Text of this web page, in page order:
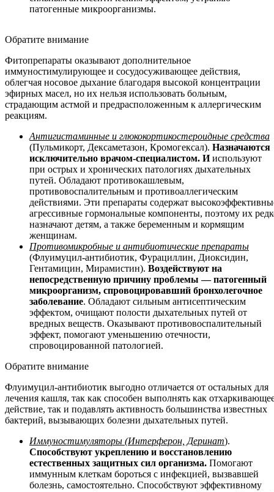
патогенные микроорганизмы.
Обратите внимание
Фитопрепараты оказывают дополнительное
иммуностимулирующее и сосудосуживающее действия,
облегчая носовое дыхание благодаря высокой концентрации
эфирных масел, но их нельзя использовать больным,
страдающим астмой и предрасположенным к аллергическим
реакциям.
Антигистаминные и глюкокортикостероидные средства
(Пульмикорт, Дексаметазон, Кромогексал). Назначаются
исключительно врачом-специалистом. Ииспользуют
при острых и хронических патологиях дыхательных
путей. Обладают противокашлевым,
противовоспалительным и противоаллегическим
действиями. Эти препараты содержат
агрессивные гормональные компоненты, поэтому их
назначают детям, а также беременным и кормящим
женщинам.
Противомикробные и антибиотические препараты
(Флуимуцил-антибиотик, Фурациллин, Диоксидин,
Гентамицин, Мирамистин). Воздействуют на
непосредственную причину проблемы — патогенный
микроорганизм, спровоцировавший бронхолегочное
заболевание. Обладают сильным антисептическим
эффектом, очищают полости дыхательных путей от
вредных веществ. Оказывают противовоспалительный
эффект, помогают уменьшению отечности,
спровоцированной патологией.
Обратите внимание
Флуимуцил-антибиотик выгодно отличается от остальных для
лечения кашля, так как способен выполнять как
действие, так и подавлять активность большинства известных
бактерий, вызывающих болезни дыхательных путей.
Иммуностимуляторы (Интерферон, Деринат).
Способствуют укреплению и восстановлению
естественных защитных сил организма. Помогают
иммунным клеткам бороться с инфекцией, вызвавшей
болезнь, самостоятельно. Способствуют эффективному